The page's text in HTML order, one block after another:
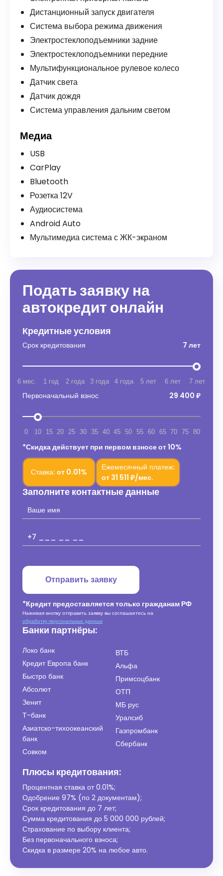
Дистанционный запуск двигателя
Система выбора режима движения
Электростеклоподъемники задние
Электростеклоподъемники передние
Мультифункциональное рулевое колесо
Датчик света
Датчик дождя
Система управления дальним светом
Медиа
USB
CarPlay
Bluetooth
Розетка 12V
Аудиосистема
Android Auto
Мультимедиа система с ЖК-экраном
Подать заявку на
автокредит онлайн
Кредитные условия
Срок кредитования 7 лет
6 мес. 1 год 2 года 3 года 4 года 5 лет 6 лет 7 лет
Первоначальный взнос 29 400 ₽
0 10 15 20 25 30 35 40 45 50 55 60 65 70 75 80
*Скидка действует при первом взносе от 10%
Ставка: от 0.01%
Ежемесячный платеж:
от 31 511 ₽/мес.
Заполните контактные данные
Отправить заявку
*Кредит предоставляется только гражданам РФ
Нажимая кнопку отправить заявку вы соглашаетесь на
обработку персональных данных
Банки партнёры:
Локо банк
Кредит Европа банк
Быстро банк
Абсолют
Зенит
Т-банк
Азиатско-тихоокеанский
банк
Совком
ВТБ
Альфа
Примсоцбанк
ОТП
МБ рус
Уралсиб
Газпромбанк
Сбербанк
Плюсы кредитования:
Процентная ставка от0.01%;
Одобрение 97% (по 2 документам);
Срок кредитования до 7 лет;
Сумма кредитования до 5 000 000 рублей;
Страхование по выбору клиента;
Без первоначального взноса;
Скидка в размере 20% на любое авто.